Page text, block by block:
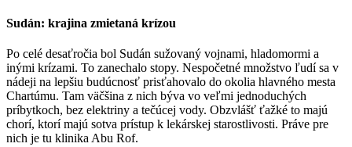
Sudán: krajina zmietaná krízou
Po celé desaťročia bol Sudán sužovaný vojnami, hladomormi a
inými krízami. To zanechalo stopy. Nespočetné množstvo ľudí sa v
nádeji na lepšiu budúcnosť prisťahovalo do okolia hlavného mesta
Chartúmu. Tam väčšina z nich býva vo veľmi jednoduchých
príbytkoch, bez elektriny a tečúcej vody. Obzvlášť ťažké to majú
chorí, ktorí majú sotva prístup k lekárskej starostlivosti. Práve pre
nich je tu klinika Abu Rof.